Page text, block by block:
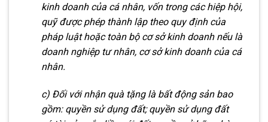
kinh doanh của cá nhân, vốn trong các hiệp hội,
quỹ được phép thành lập theo quy định của
pháp luật hoặc toàn bộ cơsở kinh doanh nếu là
doanh nghiệp tư nhân, cơ sở kinh doanh của cá
nhân.
c) Đối với nhận quà tặng là bất động sản bao
gồm: quyền sử dụng đất; quyền sử dụng đất